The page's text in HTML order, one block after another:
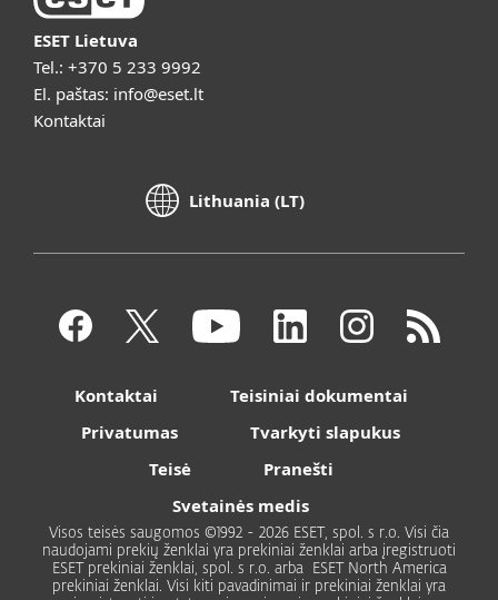
ESET Lietuva
Tel.: +370 5 233 9992
El. paštas: info@eset.lt
Kontaktai
Lithuania (LT)
Kontaktai
Teisiniai dokumentai
Privatumas
Tvarkyti slapukus
Teisė
Pranešti
Svetainės medis
Visos teisės saugomos ©1992 - 2026 ESET, spol. s r.o. Visi čia
naudojami prekių ženklai yra prekiniai ženklai arba įregistruoti
ESET prekiniai ženklai, spol. s r.o. arba ESET North America
prekiniai ženklai. Visi kiti pavadinimai ir prekiniai ženklai yra